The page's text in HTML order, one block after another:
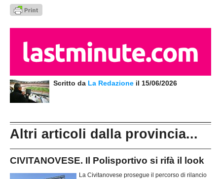
Scritto da La Redazione il 15/06/2026
Altri articoli dalla provincia...
CIVITANOVESE. Il Polisportivo si rifà il look
La Civitanovese prosegue il percorso di rilancio